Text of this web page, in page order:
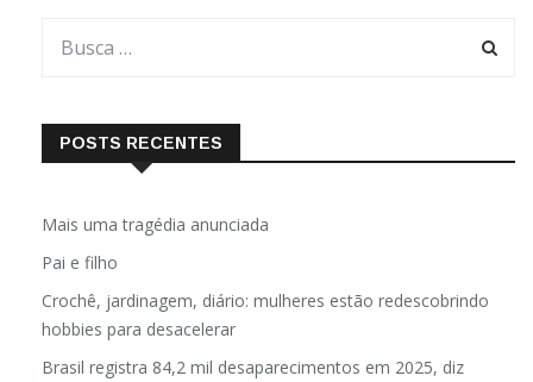
POSTS RECENTES
Mais uma tragédia anunciada
Pai e filho
Crochê, jardinagem, diário: mulheres estão redescobrindo
hobbies para desacelerar
Brasil registra 84,2 mil desaparecimentos em 2025, diz